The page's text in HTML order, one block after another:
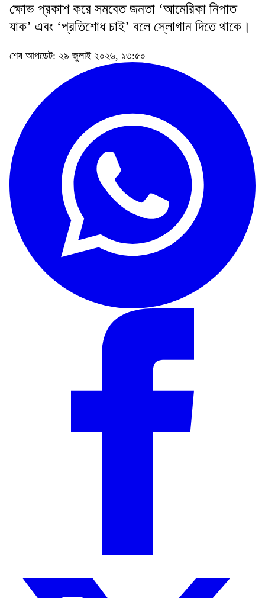
ক্ষোভ প্রকাশ করে সমবেত জনতা ‘আমেরিকা নিপাত
যাক’ এবং ‘প্রতিশোধ চাই’ বলে স্লোগান দিতে থাকে।
শেষ আপডেট: ২৯ জুলাই ২০২৬, ১৩:৫০